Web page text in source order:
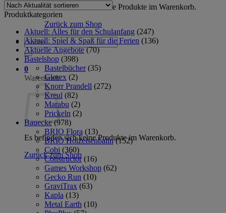
Es befinden sich keine Produkte im Warenkorb.
Zurück zum Shop
Suche
nach:
0
Warenkorb
Es befinden sich keine Produkte im Warenkorb.
Zurück zum Shop
sortiert
Produktkategorien
Aktuell: Alles für den Schulanfang (247)
Aktuell: Spiel & Spaß für die Ferien (136)
Aktuelle Angebote (70)
Bastelshop (398)
Bastelbücher (35)
Glorex (2)
Knorr Prandell (272)
Kreul (82)
Marabu (2)
Prickeln (2)
Bauecke (978)
BRIO Flora (13)
BRIO Holzeisenbahn (152)
Cobi (360)
Constructor (16)
Games Workshop (62)
Gecko Run (10)
GraviTrax (63)
Kapla (13)
Metal Earth (10)